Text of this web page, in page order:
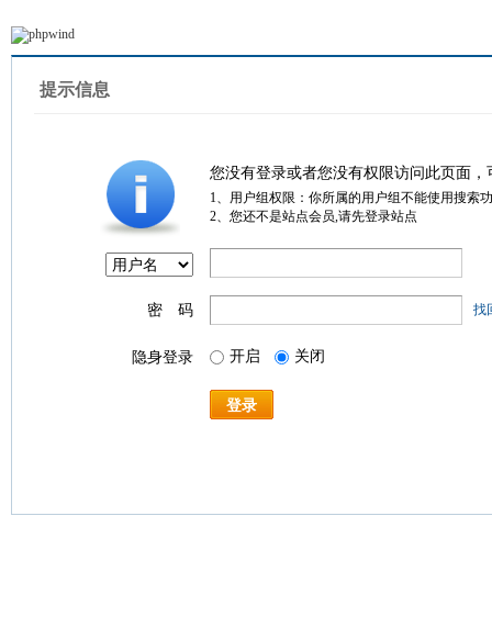
提示信息
您没有登录或者您没有权限访问此页面
1、用户组权限：你所属的用户组不能使用搜索
2、您还不是站点会员,请先登录站点
密 码 找
隐身登录 开启 关闭
登录